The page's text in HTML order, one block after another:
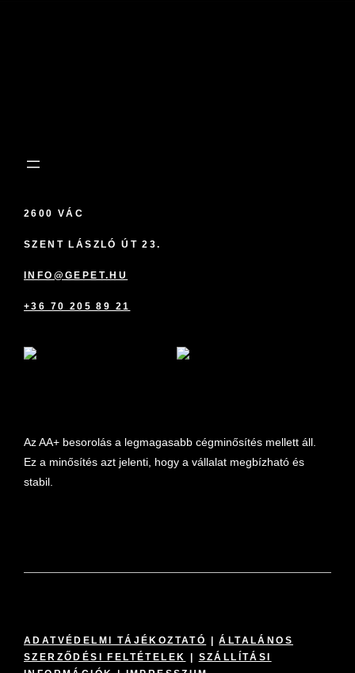
2600 VÁC
SZENT LÁSZLÓ ÚT 23.
INFO@GEPET.HU
+36 70 205 89 21
Az AA+ besorolás a legmagasabb cégminősítés mellett áll.
Ez a minősítés azt jelenti, hogy a vállalat megbízható és
stabil.
ADATVÉDELMI TÁJÉKOZTATÓ |ÁLTALÁNOS
SZERZŐDÉSI FELTÉTELEK
SZÁLLÍTÁSI